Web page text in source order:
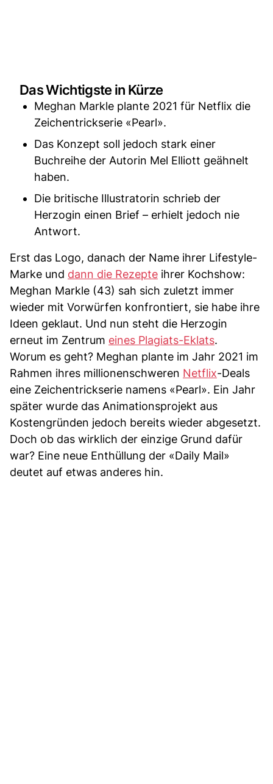
Das Wichtigste in Kürze
Meghan Markle plante 2021 für Netflix die
Zeichentrickserie «Pearl».
Das Konzept soll jedoch stark einer
Buchreihe der Autorin Mel Elliott geähnelt
haben.
Die britische Illustratorin schrieb der
Herzogin einen Brief – erhielt jedoch nie
Antwort.
Erst das Logo, danach der Name ihrer Lifestyle-
Marke und dann die Rezepte ihrer Kochshow:
Meghan Markle (43) sah sich zuletzt immer
wieder mit Vorwürfen konfrontiert, sie habe ihre
Ideen geklaut. Und nun steht die Herzogin
erneut im Zentrum eines Plagiats-Eklats.
Worum es geht? Meghan plante im Jahr 2021 im
Rahmen ihres millionenschweren Netflix-Deals
eine Zeichentrickserie namens «Pearl». Ein Jahr
später wurde das Animationsprojekt aus
Kostengründen jedoch bereits wieder abgesetzt.
Doch ob das wirklich der einzige Grund dafür
war? Eine neue Enthüllung der «Daily Mail»
deutet auf etwas anderes hin.